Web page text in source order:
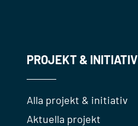
PROJEKT & INITIATIV
Alla projekt & initiativ
Aktuella projekt